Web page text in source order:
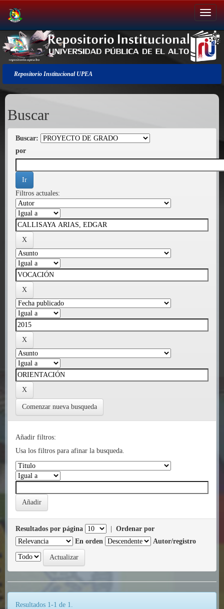
Salir
de
la
navegación
Repositorio Institucional UPEA
Buscar
Buscar:
por
Filtros actuales:
Comenzar nueva busqueda
Añadir filtros:
Usa los filtros para afinar la busqueda.
Resultados por página
Ordenar por
En orden
Autor/registro
Resultados 1-1 de 1.